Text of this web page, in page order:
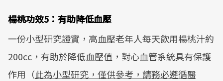
楊桃功效5：有助降低血壓
一份小型研究證實，高血壓老年人每天飲用楊桃汁約
200cc，有助於降低血壓值，對心血管系統具有保護
作用（此為小型研究，僅供參考，請務必遵循醫